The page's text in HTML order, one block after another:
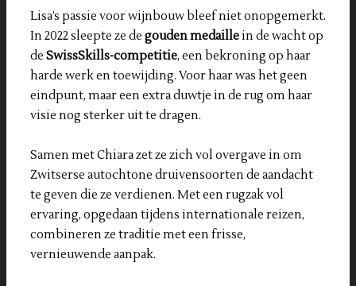
Lisa’s passie voor wijnbouw bleef niet onopgemerkt.
In 2022 sleepte ze de gouden medaillein de wacht op
de SwissSkills-competitie, een bekroning op haar
harde werk en toewijding. Voor haar was het geen
eindpunt, maar een extra duwtje in de rug om haar
visie nog sterker uit te dragen.
Samen met Chiara zet ze zich vol overgave in om
Zwitserse autochtone druivensoorten de aandacht
te geven die ze verdienen. Met een rugzak vol
ervaring, opgedaan tijdens internationale reizen,
combineren ze traditie met een frisse,
vernieuwende aanpak.